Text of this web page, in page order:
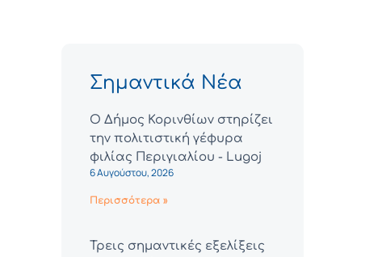
Σημαντικά Νέα
Ο Δήμος Κορινθίων στηρίζει
την πολιτιστική γέφυρα
φιλίας Περιγιαλίου - Lugoj
6 Αυγούστου, 2026
Περισσότερα »
Τρεις σημαντικές εξελίξεις